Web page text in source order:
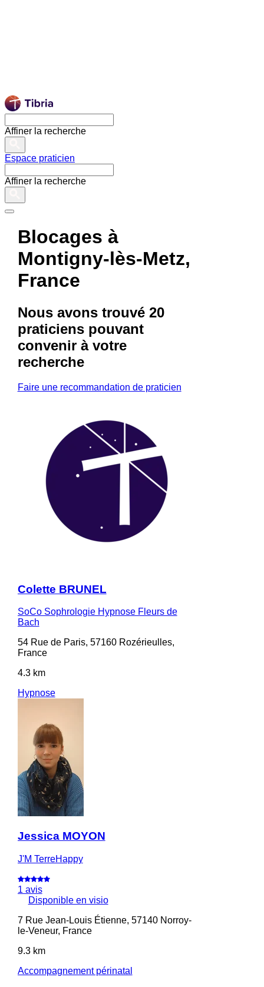
Affiner la recherche
Espace praticien
Affiner la recherche
Blocages à
Montigny-lès-Metz,
France
Nous avons trouvé 20
praticienspouvant
convenir à votre
recherche
Faire une recommandation de praticien
Colette BRUNEL
SoCo Sophrologie Hypnose Fleurs de
Bach
54 Rue de Paris, 57160 Rozérieulles,
France
4.3 km
Hypnose
Jessica MOYON
J'M TerreHappy
1 avis
Disponible en visio
7 Rue Jean-Louis Étienne, 57140 Norroy-
le-Veneur, France
9.3 km
Accompagnement périnatal